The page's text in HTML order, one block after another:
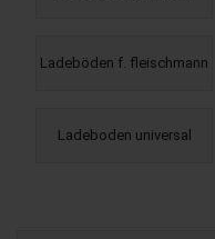
Ladeböden f. fleischmann
Ladeboden universal